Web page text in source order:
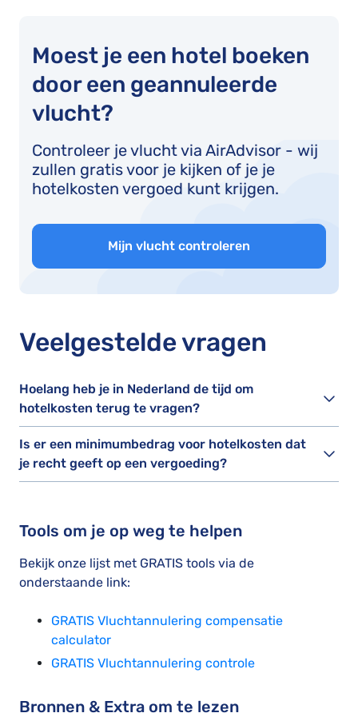
Moest je een hotel boeken
door een geannuleerde
vlucht?
Controleer je vlucht via AirAdvisor - wij
zullen gratis voor je kijken of je je
hotelkosten vergoed kunt krijgen.
Mijn vlucht controleren
Veelgestelde vragen
Hoelang heb je in Nederland de tijd om
hotelkosten terug te vragen?
Is er een minimumbedrag voor hotelkosten dat
je recht geeft op een vergoeding?
Tools om je op weg te helpen
Bekijk onze lijst met GRATIS tools via de
onderstaande link:
GRATIS Vluchtannulering compensatie
calculator
GRATIS Vluchtannulering controle
Bronnen & Extra om te lezen